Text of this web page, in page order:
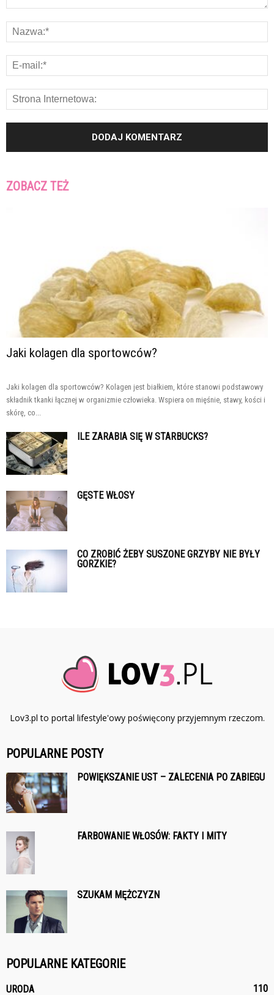
ZOBACZ TEŻ
Jaki kolagen dla sportowców?
Jaki kolagen dla sportowców? Kolagen jest białkiem, które stanowi podstawowy
składnik tkanki łącznej w organizmie człowieka. Wspiera on mięśnie, stawy, kości i
skórę, co...
ILE ZARABIA SIĘ W STARBUCKS?
GĘSTE WŁOSY
CO ZROBIĆ ŻEBY SUSZONE GRZYBY NIE BYŁY
GORZKIE?
Lov3.pl to portal lifestyle'owy poświęcony przyjemnym rzeczom.
POPULARNE POSTY
POWIĘKSZANIE UST – ZALECENIA PO ZABIEGU
FARBOWANIE WŁOSÓW: FAKTY I MITY
SZUKAM MĘŻCZYZN
POPULARNE KATEGORIE
URODA 110